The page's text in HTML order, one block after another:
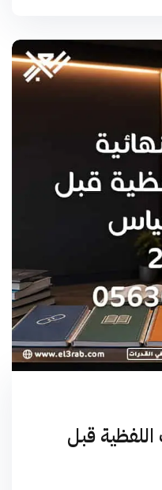
اللفظية قبل